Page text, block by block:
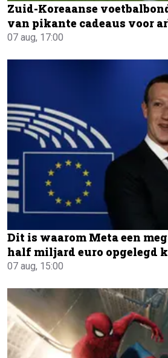
Zuid-Koreaanse
van pikante cadeaus voor
07 aug, 17:00
Dit is waarom Meta een
half miljard euro opgelegd
07 aug, 15:00